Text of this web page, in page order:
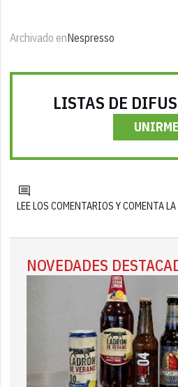
Archivado enNespresso
LISTAS DE
UNIRME
LEE LOS COMENTARIOS Y COMENTA
NOVEDADES